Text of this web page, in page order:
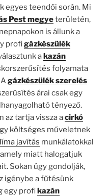
egyes teendői során. Mi
Pest megyeterületén,
is állunk a
profigázkészülék
akazán
folyamata
gázkészülék szerelés
árai csak egy
tényező.
az tartja vissza acirkó
költséges műveletnek
javítás munkálatokkal
miatt halogatjuk
Sokan úgy gondolják,
igénybe a fűtésünk
egy profikazán